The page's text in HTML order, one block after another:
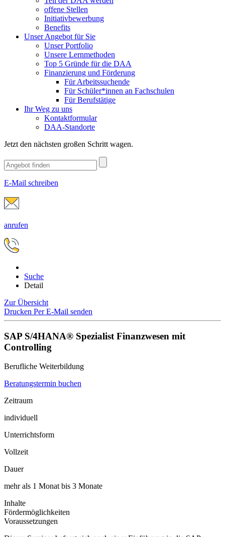
offene Stellen
Initiativbewerbung
Benefits
Unser Angebot für Sie
Unser Portfolio
Unsere Lernmethoden
Top 5 Gründe für die DAA
Finanzierung und Förderung
Für Arbeitssuchende
Für Schüler*innen an Fachschulen
Für Berufstätige
Ihr Weg zu uns
Kontaktformular
DAA-Standorte
Jetzt den nächsten großen Schritt wagen.
E-Mail schreiben
anrufen
Suche
Detail
Zur Übersicht
Drucken Per E-Mail senden
SAP S/4HANA® Spezialist Finanzwesen mit
Controlling
Berufliche Weiterbildung
Beratungstermin buchen
Zeitraum
individuell
Unterrichtsform
Vollzeit
Dauer
mehr als 1 Monat bis 3 Monate
Inhalte
Fördermöglichkeiten
Voraussetzungen